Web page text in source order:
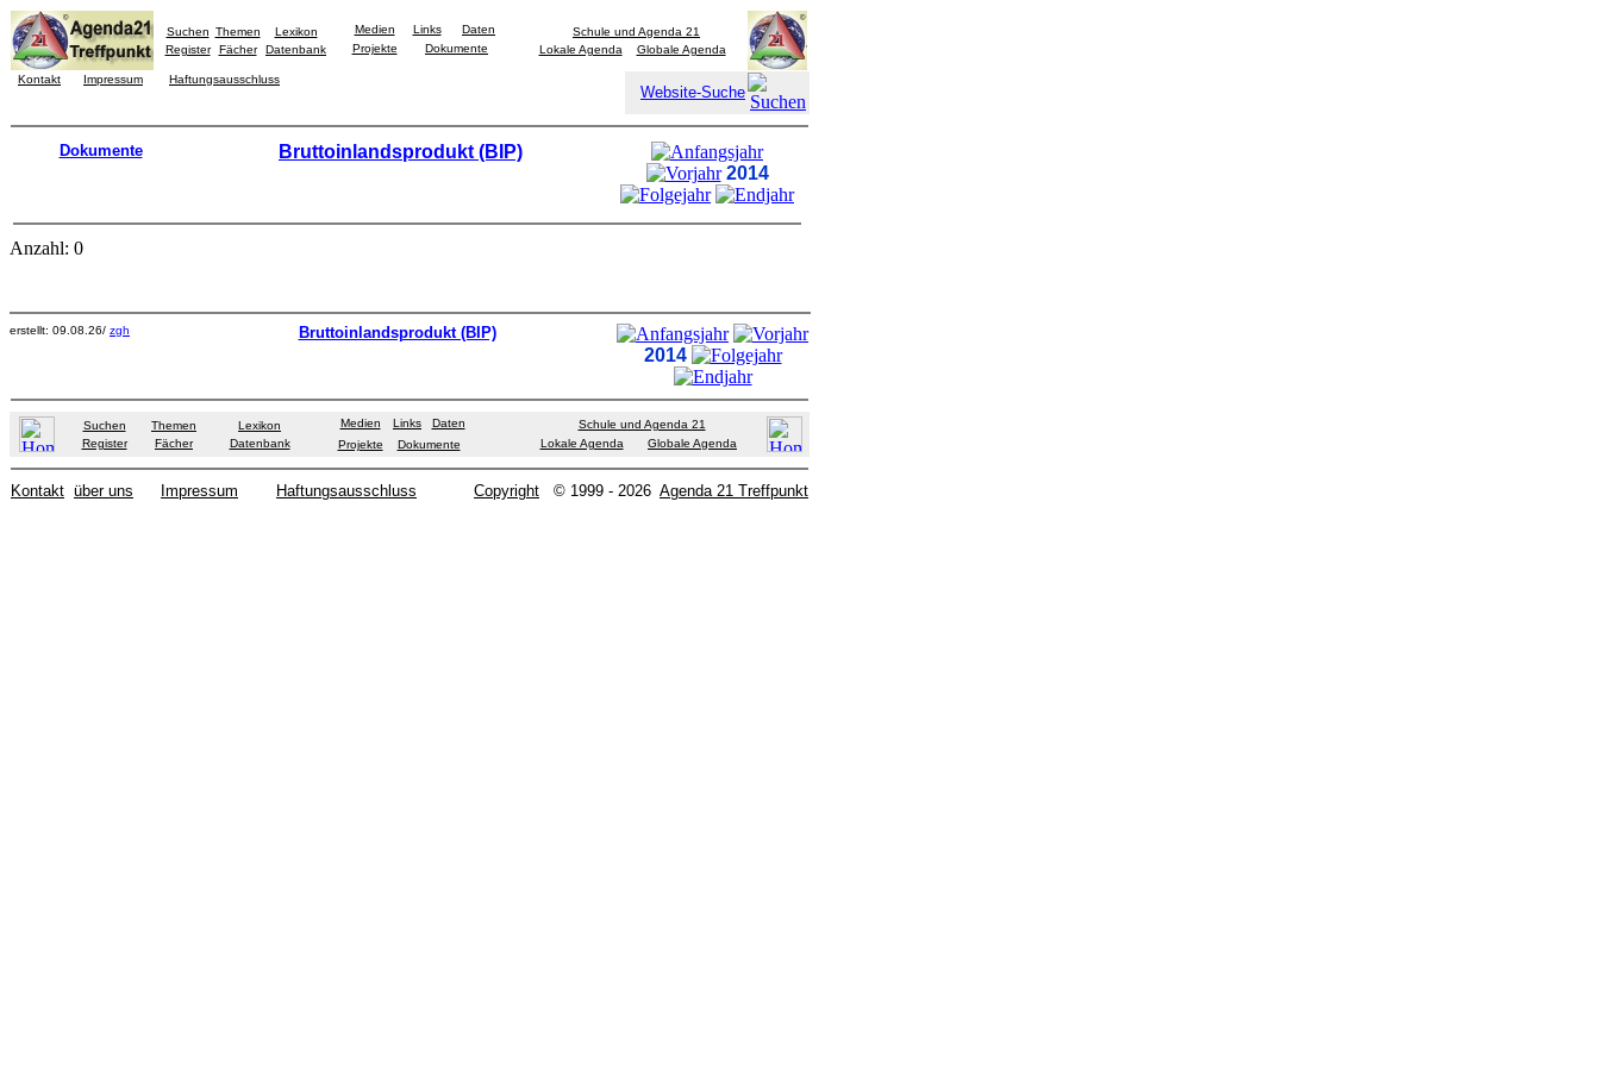
Suchen Themen
Lexikon
Register
Fächer Datenbank
Medien Links
Daten
Projekte
Dokumente
Schule und Agenda 21
Lokale Agenda
Globale Agenda
Kontakt Impressum Haftungsausschluss
Website-Suche
Dokumente
Bruttoinlandsprodukt (BIP)
2014
Anzahl: 0
erstellt: 09.08.26/ zgh Bruttoinlandsprodukt (BIP)
2014
Suchen Themen
Lexikon
Register
Fächer Datenbank
Medien Links
Daten
Projekte
Dokumente
Schule und Agenda 21
Lokale Agenda
Globale Agenda
Kontakt über uns Impressum Haftungsausschluss Copyright © 1999 - 2026 Agenda 21 Treffpunkt